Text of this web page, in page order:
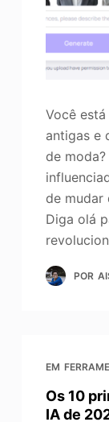
Você
antigas e
de
de mudar
Diga olá
POR
EM
Os 10
IA de